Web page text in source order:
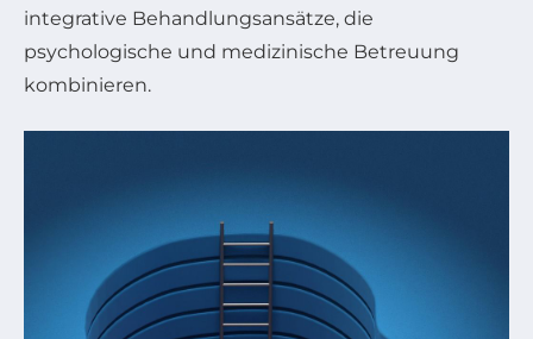
integrative Behandlungsansätze, die
psychologische und medizinische Betreuung
kombinieren.